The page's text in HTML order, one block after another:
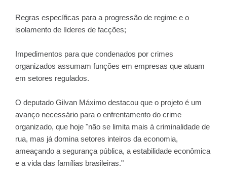
Regras específicas para a progressão de regime e o
isolamento de líderes de facções;
Impedimentos para que condenados por crimes
organizados assumam funções em empresas que atuam
em setores regulados.
O deputado Gilvan Máximo destacou que o projeto é um
avanço necessário para o enfrentamento do crime
organizado, que hoje "não se limita mais à criminalidade de
rua, mas já domina setores inteiros da economia,
ameaçando a segurança pública, a estabilidade econômica
e a vida das famílias brasileiras."